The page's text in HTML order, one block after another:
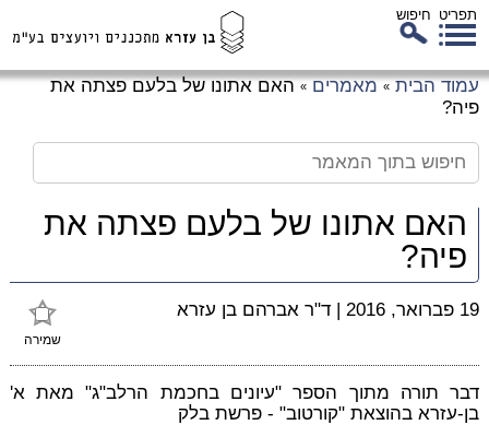
תפריט חיפוש
עמוד הבית » מאמרים » האם אתונו של בלעם פצתה את
פיה?
האם אתונו של בלעם פצתה את
פיה?
שמירה
19 פברואר, 2016 | ד"ר אברהם בן עזרא
דבר תורה מתוך הספר "עיונים בחכמת הרלב"ג" מאת א'
בן-עזרא בהוצאת "קורטוב" - פרשת בלק